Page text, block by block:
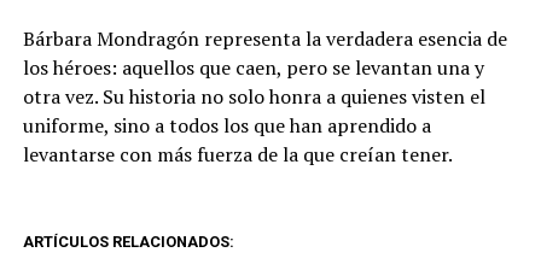
Bárbara Mondragón representa la verdadera esencia de
los héroes: aquellos que caen, pero se levantan una y
otra vez. Su historia no solo honra a quienes visten el
uniforme, sino a todos los que han aprendido a
levantarse con más fuerza de la que creían tener.
ARTÍCULOS RELACIONADOS: